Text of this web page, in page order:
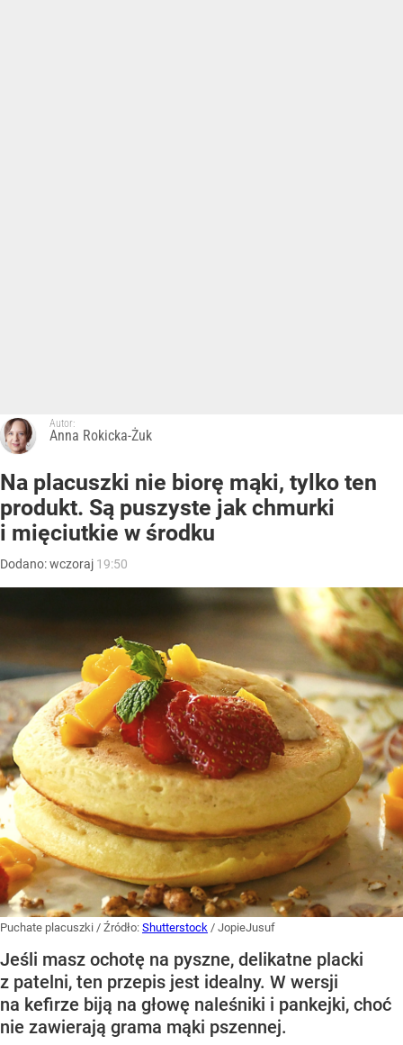
Autor:
Anna Rokicka-Żuk
Na placuszki nie biorę mąki, tylko ten
produkt. Są puszyste jak chmurki
i mięciutkie w środku
Dodano:wczoraj 19:50
Puchate placuszki / Źródło: Shutterstock / JopieJusuf
Jeśli masz ochotę na pyszne, delikatne placki
z patelni, ten przepis jest idealny. W wersji
na kefirze biją na głowę naleśniki i pankejki, choć
nie zawierają grama mąki pszennej.